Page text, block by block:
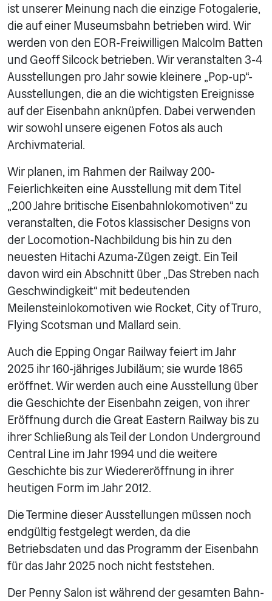
ist unserer Meinung nach die einzige Fotogalerie,
die auf einer Museumsbahn betrieben wird. Wir
werden von den EOR-Freiwilligen Malcolm Batten
und Geoff Silcock betrieben. Wir veranstalten 3-4
Ausstellungen pro Jahr sowie kleinere „Pop-up“-
Ausstellungen, die an die wichtigsten Ereignisse
auf der Eisenbahn anknüpfen. Dabei verwenden
wir sowohl unsere eigenen Fotos als auch
Archivmaterial.
Wir planen, im Rahmen der Railway 200-
Feierlichkeiten eine Ausstellung mit dem Titel
„200 Jahre britische Eisenbahnlokomotiven“ zu
veranstalten, die Fotos klassischer Designs von
der Locomotion-Nachbildung bis hin zu den
neuesten Hitachi Azuma-Zügen zeigt. Ein Teil
davon wird ein Abschnitt über „Das Streben nach
Geschwindigkeit“ mit bedeutenden
Meilensteinlokomotiven wie Rocket, City of Truro,
Flying Scotsman und Mallard sein.
Auch die Epping Ongar Railway feiert im Jahr
2025 ihr 160-jähriges Jubiläum; sie wurde 1865
eröffnet. Wir werden auch eine Ausstellung über
die Geschichte der Eisenbahn zeigen, von ihrer
Eröffnung durch die Great Eastern Railway bis zu
ihrer Schließung als Teil der London Underground
Central Line im Jahr 1994 und die weitere
Geschichte bis zur Wiedereröffnung in ihrer
heutigen Form im Jahr 2012.
Die Termine dieser Ausstellungen müssen noch
endgültig festgelegt werden, da die
Betriebsdaten und das Programm der Eisenbahn
für das Jahr 2025 noch nicht feststehen.
Der Penny Salon ist während der gesamten Bahn-